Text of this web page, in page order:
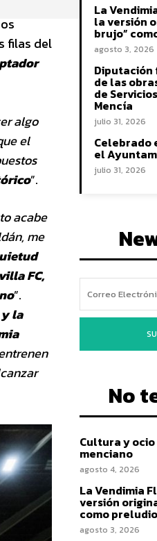
filas del
algo
el
”.
acabe
me
FC,
”.
la
La
la versión
brujo”
agosto 3, 2026
de las
de
Mencía
julio 31, 2026
Celebrado
el
julio 31, 2026
No
Cultura y
menciano
agosto 4, 2026
La Vendimia
versión
como preludio
agosto 3, 2026